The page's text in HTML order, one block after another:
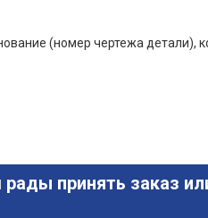
(номер чертежа детали),
принять заказ